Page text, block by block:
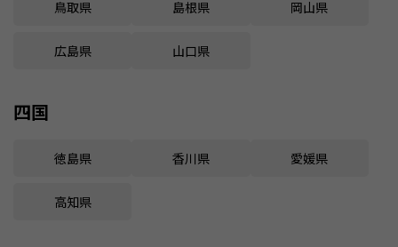
鳥取県 島根県 岡山県
広島県 山口県
四国
徳島県 香川県 愛媛県
高知県